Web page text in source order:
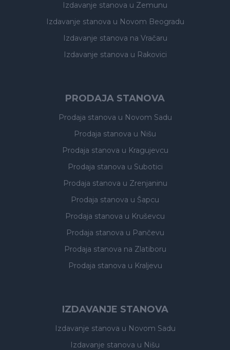
Izdavanje stanova u Zemunu
Izdavanje stanova u Novom Beogradu
Izdavanje stanova na Vračaru
Izdavanje stanova u Rakovici
PRODAJA STANOVA
Prodaja stanova u Novom Sadu
Prodaja stanova u Nišu
Prodaja stanova u Kragujevcu
Prodaja stanova u Subotici
Prodaja stanova u Zrenjaninu
Prodaja stanova u Šapcu
Prodaja stanova u Kruševcu
Prodaja stanova u Pančevu
Prodaja stanova na Zlatiboru
Prodaja stanova u Kraljevu
IZDAVANJE STANOVA
Izdavanje stanova u Novom Sadu
Izdavanje stanova u Nišu